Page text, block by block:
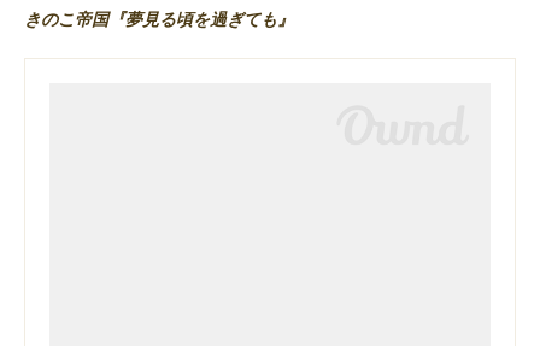
きのこ帝国『夢見る頃を過ぎても』